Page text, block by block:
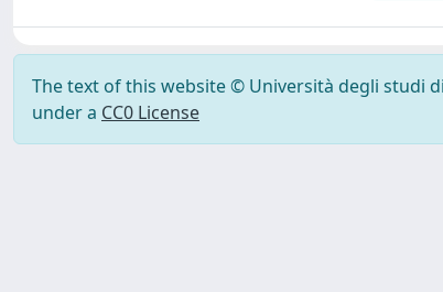
The text of this website © Università degli studi
under a CC0 License